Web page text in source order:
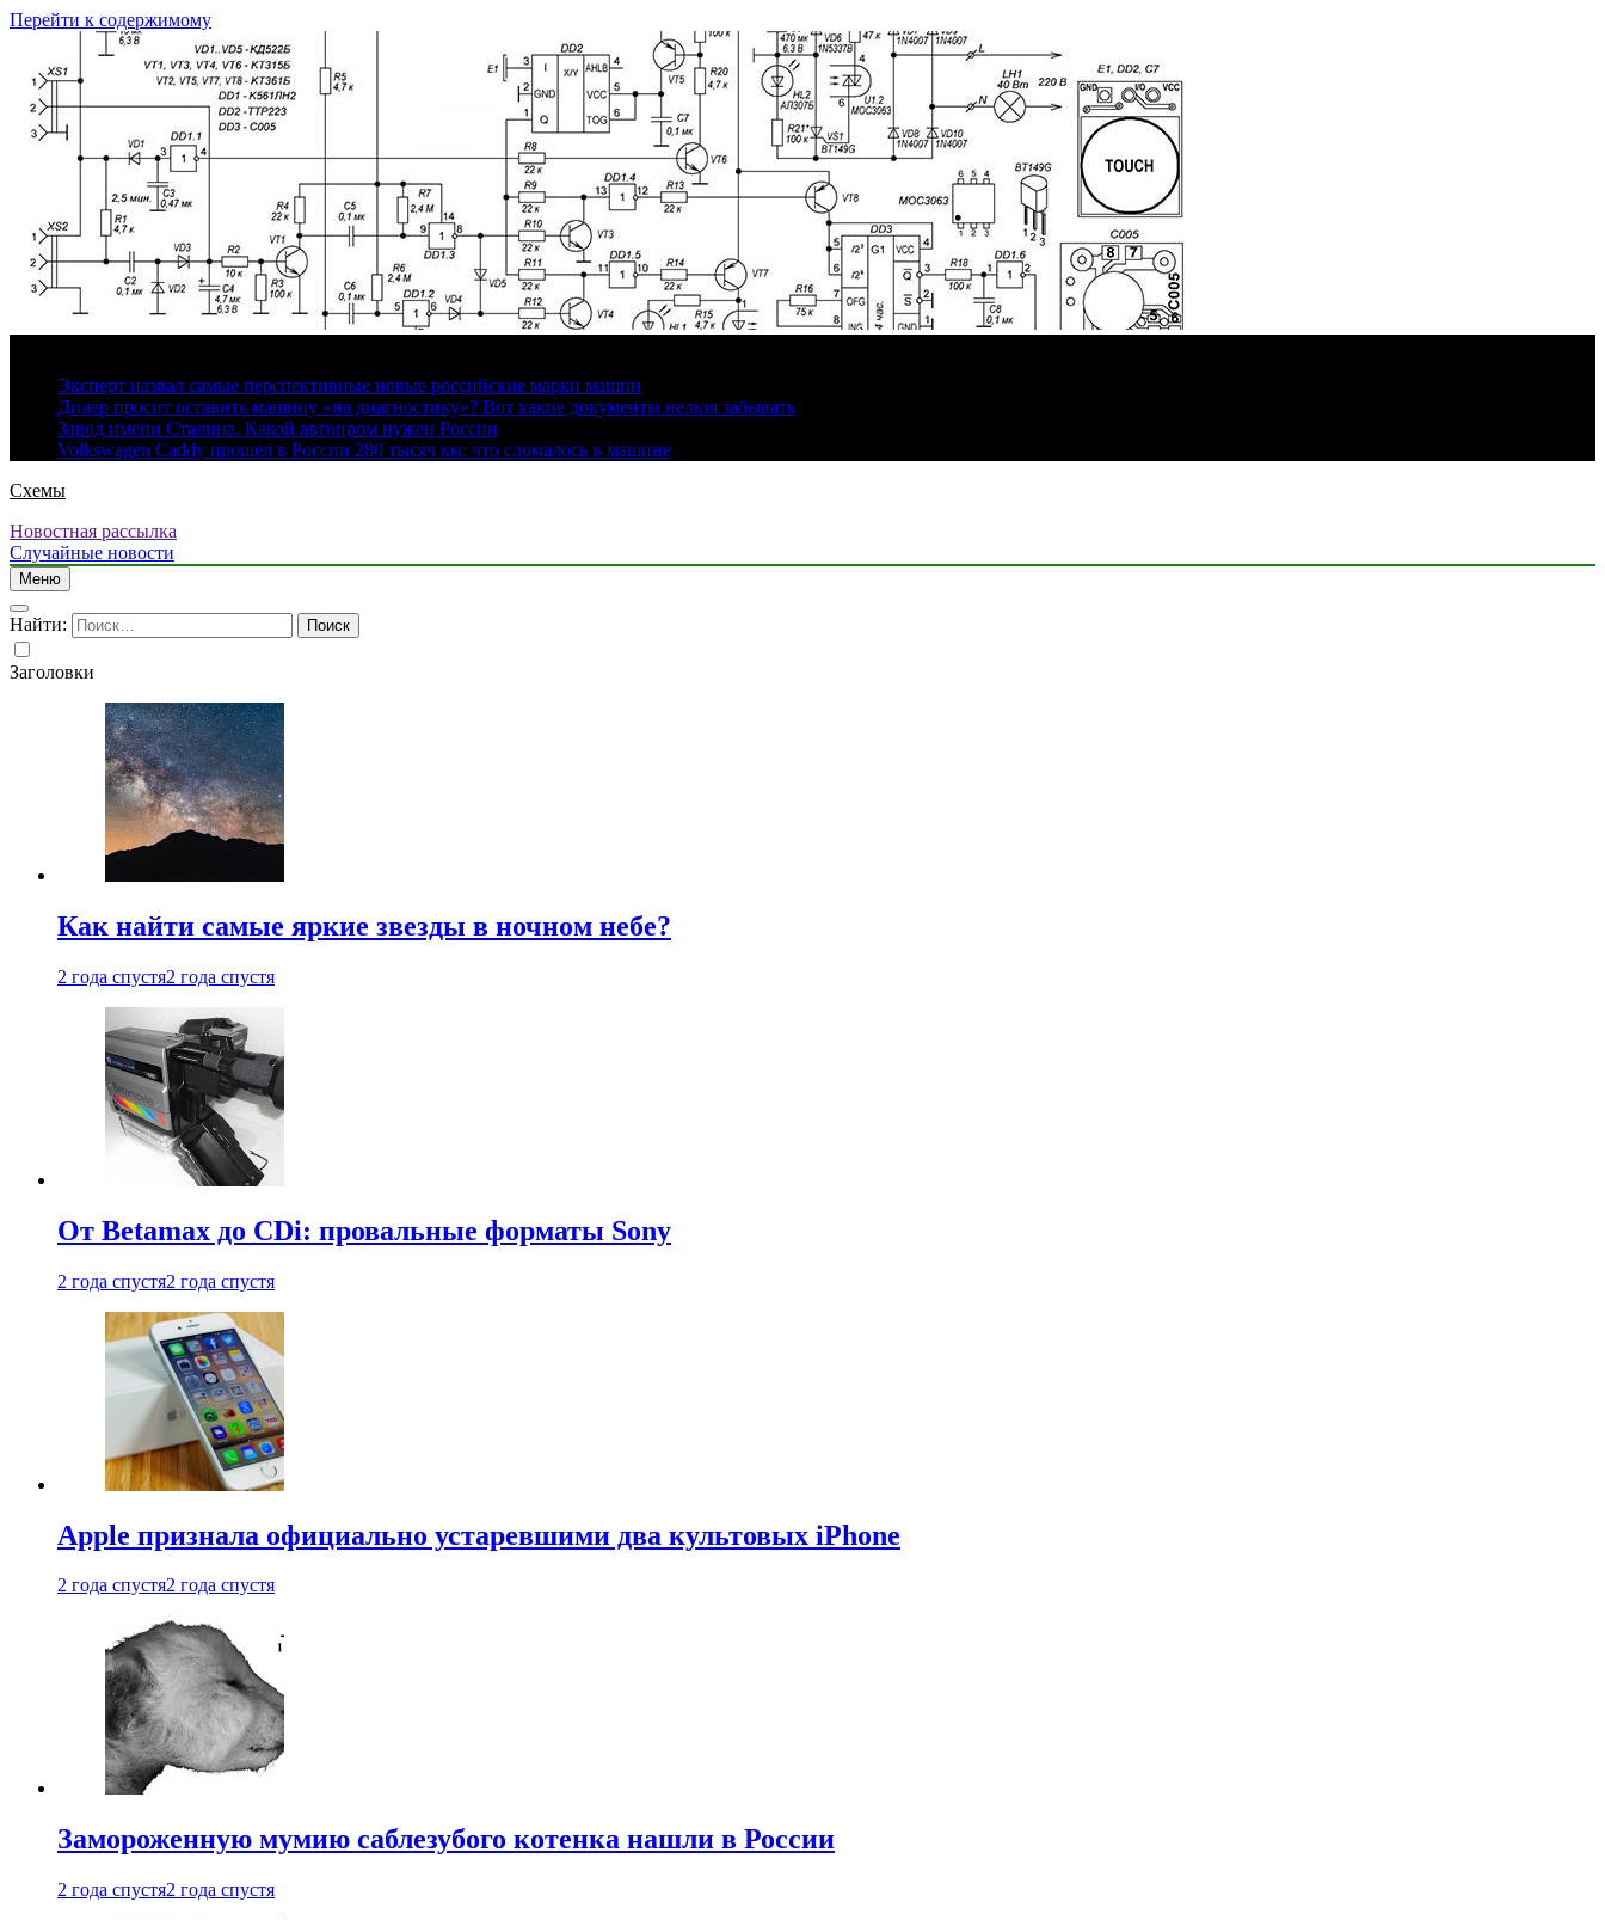
Перейти к содержимому
Эксперт назвал самые перспективные новые российские марки машин
Дилер просит оставить машину «на диагностику»? Вот какие документы нельзя забывать
Завод имени Сталина. Какой автопром нужен России
Volkswagen Caddy прошел в России 280 тысяч км: что сломалось в машине
Схемы
Новостная рассылка
Случайные новости
Меню
Найти:
Заголовки
Как найти самые яркие звезды в ночном небе?
2 года спустя2 года спустя
От Betamax до CDi: провальные форматы Sony
2 года спустя2 года спустя
Apple признала официально устаревшими два культовых iPhone
2 года спустя2 года спустя
Замороженную мумию саблезубого котенка нашли в России
2 года спустя2 года спустя